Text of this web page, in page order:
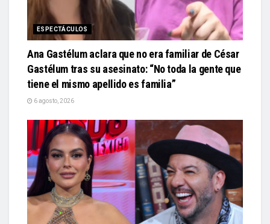
ESPECTÁCULOS
Ana Gastélum aclara que no era familiar de César
Gastélum tras su asesinato: “No toda la gente que
tiene el mismo apellido es familia”
6 agosto, 2026